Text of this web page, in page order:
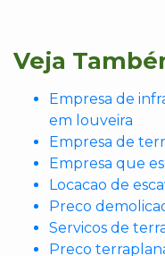
Veja
Empresa de
em louveira
Empresa de
Empresa que
Locacao de
Preco
Servicos de
Preco